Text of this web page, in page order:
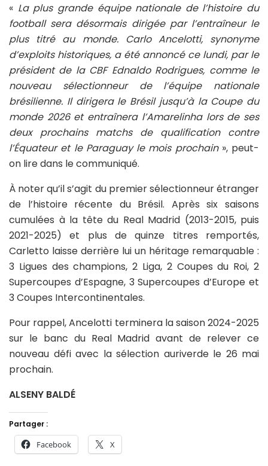
« La plus grande équipe nationale de l’histoire du
football sera désormais dirigée par l’entraîneur le
plus titré au monde. Carlo Ancelotti, synonyme
d’exploits historiques, a été annoncé ce lundi, par le
président de la CBF Ednaldo Rodrigues, comme le
nouveau sélectionneur de l’équipe nationale
brésilienne. Il dirigera le Brésil jusqu’à la Coupe du
monde 2026 et entraînera l’Amarelinha lors de ses
deux prochains matchs de qualification contre
l’Équateur et le Paraguay le mois prochain», peut-
on lire dans le communiqué.
À noter qu’il s’agit du premier sélectionneur étranger
de l’histoire récente du Brésil. Après six saisons
cumulées à la tête du Real Madrid (2013-2015, puis
2021-2025) et plus de quinze titres remportés,
Carletto laisse derrière lui un héritage remarquable :
3 Ligues des champions, 2 Liga, 2 Coupes du Roi, 2
Supercoupes d’Espagne, 3 Supercoupes d’Europe et
3 Coupes Intercontinentales.
Pour rappel, Ancelotti terminera la saison 2024-2025
sur le banc du Real Madrid avant de relever ce
nouveau défi avec la sélection auriverde le 26 mai
prochain.
ALSENY BALDÉ
Partager :
Facebook X